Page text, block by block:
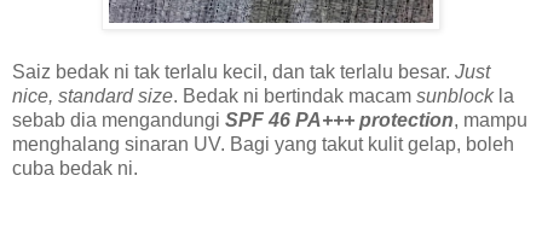
Saiz bedak ni tak terlalu kecil, dan tak terlalu besar. Just
nice, standard size. Bedak ni bertindak macam sunblockla
sebab dia mengandungi SPF 46 PA+++ protection, mampu
menghalang sinaran UV. Bagi yang takut kulit gelap, boleh
cuba bedak ni.